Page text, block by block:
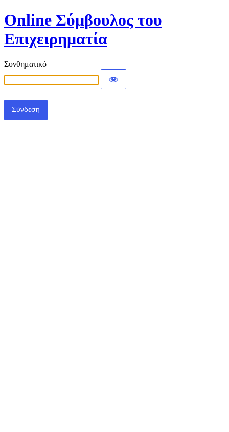
Online Σύμβουλος του
Επιχειρηματία
Συνθηματικό